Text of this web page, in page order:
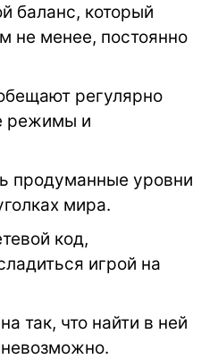
баланс, который
не менее, постоянно
регулярно
режимы и
продуманные уровни
мира.
код,
игрой на
так, что найти в ней